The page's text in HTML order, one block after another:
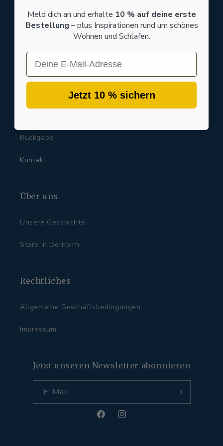
Wohndecken
Sale
Rückgabe
Kontakt
Über uns
Unsere Geschichte
Store in Dornbirn
Rechtliches
Allgemeine Geschäftsbedingungen
Impressum
Jetzt unseren Newsletter abonnieren
E-Mail
FacebookInstagram
Meld dich an und erhalte 10 % auf deine erste
Bestellung – plus Inspirationen rund um schönes
Wohnen und Schlafen.
Email
Jetzt 10 % sichern